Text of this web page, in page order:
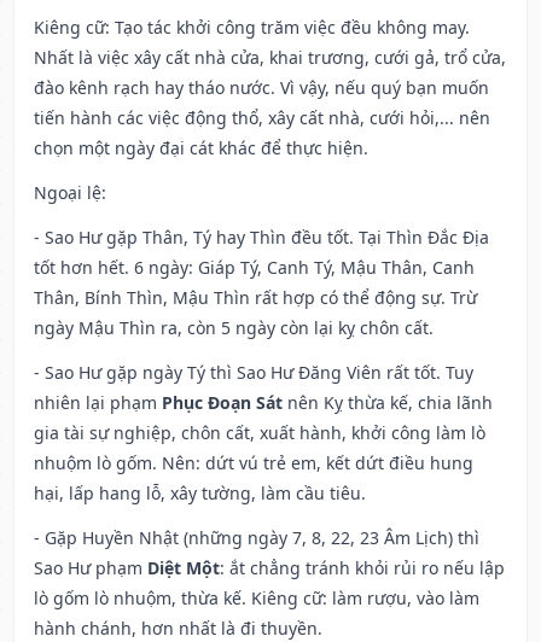
Kiêng cữ: Tạo tác khởi công trăm việc đều không may.
Nhất là việc xây cất nhà cửa, khai trương, cưới gả, trổ cửa,
đào kênh rạch hay tháo nước. Vì vậy, nếu quý bạn muốn
tiến hành các việc động thổ, xây cất nhà, cưới hỏi,... nên
chọn một ngày đại cát khác để thực hiện.
Ngoại lệ:
- Sao Hư gặp Thân, Tý hay Thìn đều tốt. Tại Thìn Đắc Địa
tốt hơn hết. 6 ngày: Giáp Tý, Canh Tý, Mậu Thân, Canh
Thân, Bính Thìn, Mậu Thìn rất hợp có thể động sự. Trừ
ngày Mậu Thìn ra, còn 5 ngày còn lại kỵ chôn cất.
- Sao Hư gặp ngày Tý thì Sao Hư Đăng Viên rất tốt. Tuy
nhiên lại phạm Phục Đoạn Sát nên Kỵ thừa kế, chia lãnh
gia tài sự nghiệp, chôn cất, xuất hành, khởi công làm lò
nhuộm lò gốm. Nên: dứt vú trẻ em, kết dứt điều hung
hại, lấp hang lỗ, xây tường, làm cầu tiêu.
- Gặp Huyền Nhật (những ngày 7, 8, 22, 23 Âm Lịch) thì
Sao Hư phạm Diệt Một: ắt chẳng tránh khỏi rủi ro nếu lập
lò gốm lò nhuộm, thừa kế. Kiêng cữ: làm rượu, vào làm
hành chánh, hơn nhất là đi thuyền.